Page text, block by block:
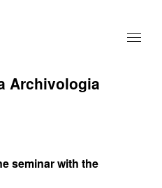
Archivologia
seminar with the